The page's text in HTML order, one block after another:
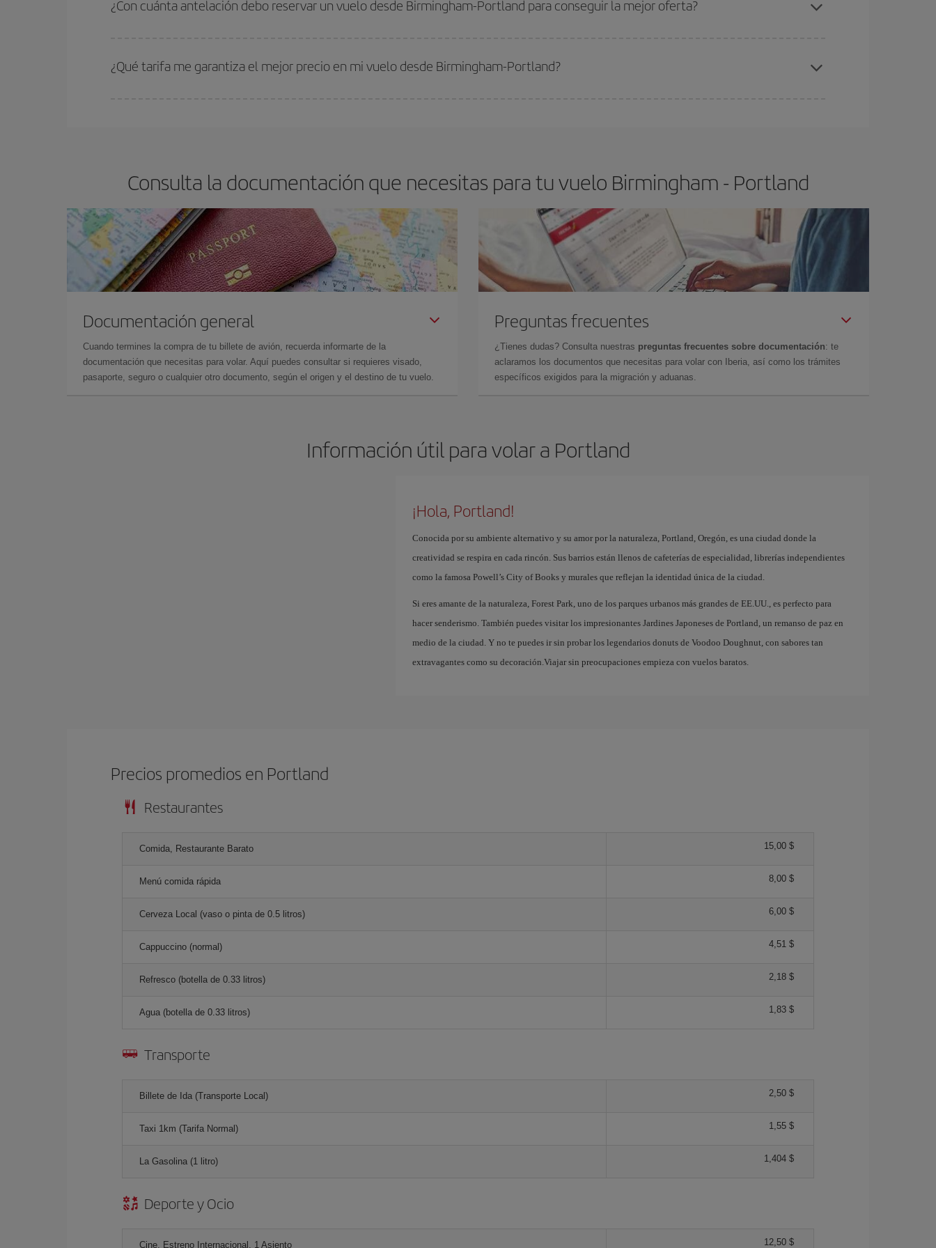
barato.
¿Con cuánta antelación debo reservar un vuelo desde Birmingham-Portland para conseguir la mejor oferta?
estén disponibles o se vayan agotando. Por eso, comprar con antelación es
fundamental para conseguir vuelos baratos a Birmingham-Portland-dest
¿Qué tarifa me garantiza el mejor precio en mi vuelo desde Birmingham-Portland?
Consulta la documentación que necesitas para tu vuelo Birmingham - Portland
Documentación general
Cuando termines la compra de tu billete de avión, recuerda informarte de la
documentación que necesitas para volar. Aquí puedes consultar si requieres visado,
pasaporte, seguro o cualquier otro documento, según el origen y el destino de tu vuelo.
Preguntas frecuentes
¿Tienes dudas? Consulta nuestras preguntas frecuentes sobre documentación: te
aclaramos los documentos que necesitas para volar con Iberia, así como los trámites
específicos exigidos para la migración y aduanas.
Información útil para volar a Portland
¡Hola, Portland!
Conocida por su ambiente alternativo y su amor por la naturaleza, Portland, Oregón, es una ciudad donde la
creatividad se respira en cada rincón. Sus barrios están llenos de cafeterías de especialidad, librerías independientes
como la famosa Powell’s City of Books y murales que reflejan la identidad única de la ciudad.
Si eres amante de la naturaleza, Forest Park, uno de los parques urbanos más grandes de EE.UU., es perfecto para
hacer senderismo. También puedes visitar los impresionantes Jardines Japoneses de Portland, un remanso de paz en
medio de la ciudad. Y no te puedes ir sin probar los legendarios donuts de Voodoo Doughnut, con sabores tan
extravagantes como su decoración.Viajar sin preocupaciones empieza con vuelos baratos.
Precios promedios en Portland
Restaurantes
Comida, Restaurante Barato 15,00 $
Menú comida rápida 8,00 $
Cerveza Local (vaso o pinta de 0.5 litros) 6,00 $
Cappuccino (normal) 4,51 $
Refresco (botella de 0.33 litros) 2,18 $
Agua (botella de 0.33 litros) 1,83 $
Transporte
Billete de Ida (Transporte Local) 2,50 $
Taxi 1km (Tarifa Normal) 1,55 $
La Gasolina (1 litro) 1,404 $
Deporte y Ocio
Cine, Estreno Internacional, 1 Asiento 12,50 $